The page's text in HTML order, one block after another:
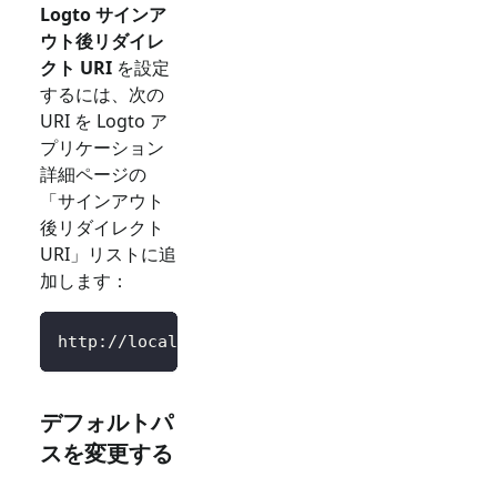
Logto サインア
ウト後リダイレ
クト URI を設定
するには、次の
URI を Logto ア
プリケーション
詳細ページの
「サインアウト
後リダイレクト
URI」リストに追
加します：
http://localhost:3000/SignedOutCallback
デフォルトパ
スを変更する